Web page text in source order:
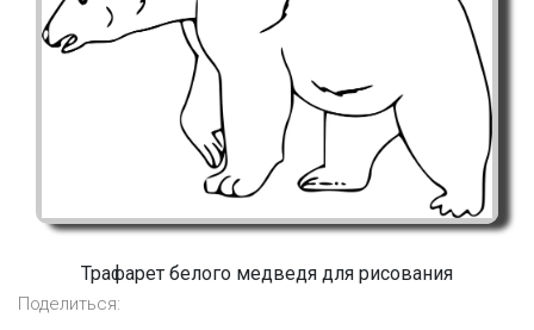
Трафарет белого медведя для рисования
Поделиться: